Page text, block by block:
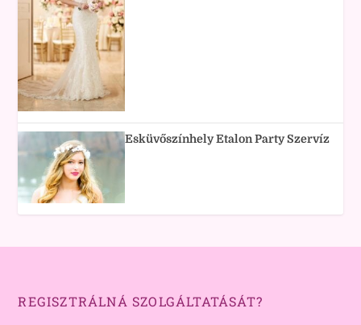
Esküvőszínhely Etalon Party Szervíz
REGISZTRÁLNÁ SZOLGÁLTATÁSÁT?